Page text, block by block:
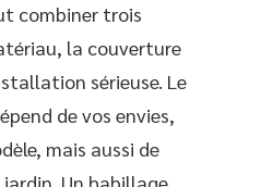
combiner trois
la couverture
sérieuse. Le
de vos envies,
mais aussi de